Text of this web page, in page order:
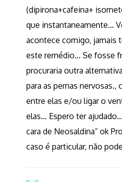
(dipirona+cafeina+
que instantaneamente…
acontece comigo, jamais
este remédio… Se fosse
procuraria outra
para as pernas nervosas.,
entre elas e/ou ligar o
elas… Espero ter
cara de Neosaldina” ok
caso é particular, não